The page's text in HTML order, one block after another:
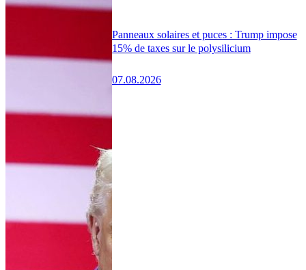
Panneaux solaires et puces : Trump impose
15% de taxes sur le polysilicium
07.08.2026